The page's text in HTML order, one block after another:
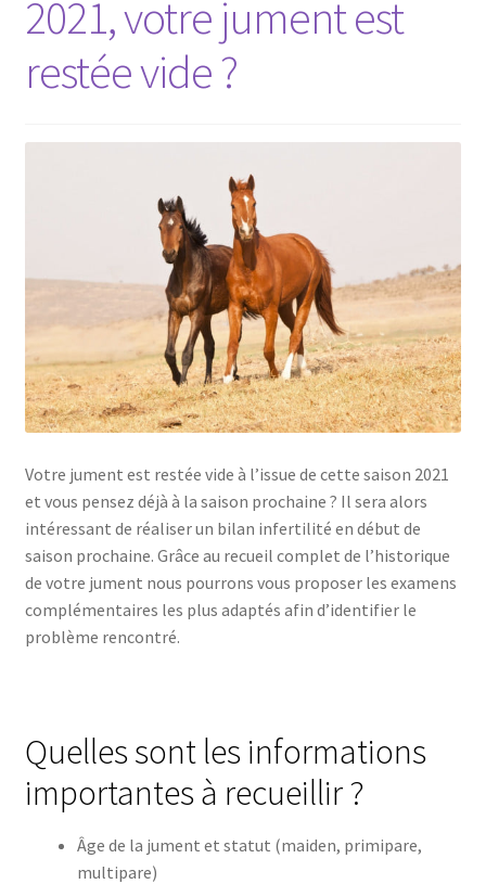
2021, votre jument est
restée vide ?
Votre jument est restée vide à l’issue de cette saison 2021
et vous pensez déjà à la saison prochaine ? Il sera alors
intéressant de réaliser un bilan infertilité en début de
saison prochaine. Grâce au recueil complet de l’historique
de votre jument nous pourrons vous proposer les examens
complémentaires les plus adaptés afin d’identifier le
problème rencontré.
Quelles sont les informations
importantes à recueillir ?
Âge de la jument et statut (maiden, primipare,
multipare)